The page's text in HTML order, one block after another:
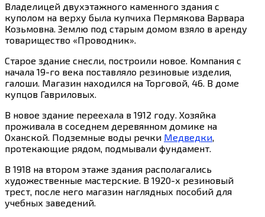
Владелицей двухэтажного каменного здания с
куполом на верху была купчиха Пермякова Варвара
Козьмовна. Землю под старым домом взяло в аренду
товарищество «Проводник».
Старое здание снесли, построили новое. Компания с
начала 19-го века поставляло резиновые изделия,
галоши. Магазин находился на Торговой, 46. В доме
купцов Гавриловых.
В новое здание переехала в 1912 году. Хозяйка
проживала в соседнем деревянном домике на
Оханской. Подземные воды речки Медведки,
протекающие рядом, подмывали фундамент.
В 1918 на втором этаже здания располагались
художественные мастерские. В 1920-х резиновый
трест, после него магазин наглядных пособий для
учебных заведений.